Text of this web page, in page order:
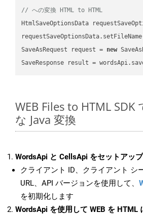
// への変換 HTML to HTML
HtmlSaveOptionsData
SaveAsRequest request = new
WEB Files to HTML SDK
な Java 変換
WordsApi と CellsApi をセットアッ
クライアント ID、クライアント シ
URL、API バージョンを使用して、
を初期化します
WordsApi を使用して WEB を HTML